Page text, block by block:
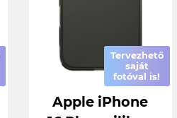
Tervezhető
saját
fotóval is!
Apple iPhone